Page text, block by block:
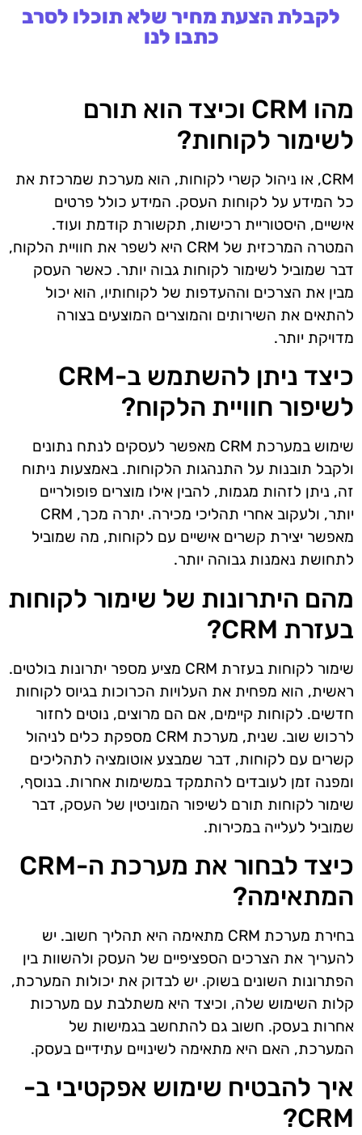
לקבלת הצעת מחיר שלא תוכלו לסרב
כתבו לנו
מהו CRM וכיצד הוא תורם
לשימור לקוחות?
CRM, או ניהול קשרי לקוחות, הוא מערכת שמרכזת את
כל המידע על לקוחות העסק. המידע כולל פרטים
אישיים, היסטוריית רכישות, תקשורת קודמת ועוד.
המטרה המרכזית של CRM היא לשפר את חוויית הלקוח,
דבר שמוביל לשימור לקוחות גבוה יותר. כאשר העסק
מבין את הצרכים וההעדפות של לקוחותיו, הוא יכול
להתאים את השירותים והמוצרים המוצעים בצורה
מדויקת יותר.
כיצד ניתן להשתמש ב-CRM
לשיפור חוויית הלקוח?
שימוש במערכת CRM מאפשר לעסקים לנתח נתונים
ולקבל תובנות על התנהגות הלקוחות. באמצעות ניתוח
זה, ניתן לזהות מגמות, להבין אילו מוצרים פופולריים
יותר, ולעקוב אחרי תהליכי מכירה. יתרה מכך, CRM
מאפשר יצירת קשרים אישיים עם לקוחות, מה שמוביל
לתחושת נאמנות גבוהה יותר.
מהם היתרונות של שימור לקוחות
בעזרת CRM?
שימור לקוחות בעזרת CRM מציע מספר יתרונות בולטים.
ראשית, הוא מפחית את העלויות הכרוכות בגיוס לקוחות
חדשים. לקוחות קיימים, אם הם מרוצים, נוטים לחזור
לרכוש שוב. שנית, מערכת CRM מספקת כלים לניהול
קשרים עם לקוחות, דבר שמבצע אוטומציה לתהליכים
ומפנה זמן לעובדים להתמקד במשימות אחרות. בנוסף,
שימור לקוחות תורם לשיפור המוניטין של העסק, דבר
שמוביל לעלייה במכירות.
כיצד לבחור את מערכת ה-CRM
המתאימה?
בחירת מערכת CRM מתאימה היא תהליך חשוב. יש
להעריך את הצרכים הספציפיים של העסק ולהשוות בין
הפתרונות השונים בשוק. יש לבדוק את יכולות המערכת,
קלות השימוש שלה, וכיצד היא משתלבת עם מערכות
אחרות בעסק. חשוב גם להתחשב בגמישות של
המערכת, האם היא מתאימה לשינויים עתידיים בעסק.
איך להבטיח שימוש אפקטיבי ב-
CRM?